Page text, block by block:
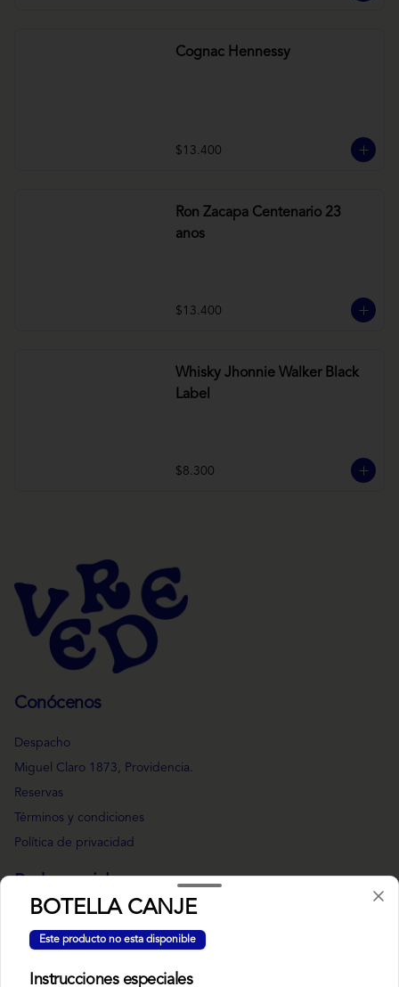
Cognac Hennessy
$13.400
Ron Zacapa Centenario 23
anos
$13.400
Whisky Jhonnie Walker Black
Label
$8.300
Conócenos
Despacho
Miguel Claro 1873, Providencia.
Reservas
Términos y condiciones
Política de privacidad
Redes sociales
Facebook
BOTELLA CANJE
Este producto no esta disponible
Instrucciones especiales